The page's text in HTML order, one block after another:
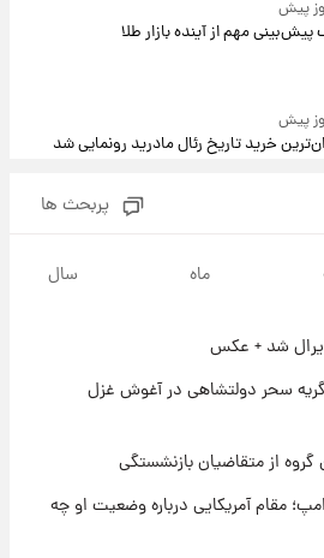
مهم از آینده بازار طلا
خرید تاریخ رئال مادرید رونمایی شد
پربارش‌تر خواهند بود؟
تیکدری، محبی و سرگیف با اعداد ویژه
پربحث ها
ماه سال
شد + عکس
سحر دولتشاهی در آغوش غزل
مقام آمریکایی درباره وضعیت او چه